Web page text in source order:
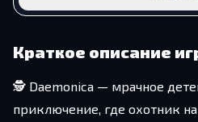
Краткое описание
🕵️ Daemonica — мрачное
приключение, где охотник